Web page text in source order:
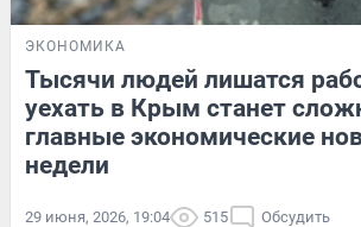
ЭКОНОМИКА
Тысячи людей лишатся
уехать в Крым станет
главные экономические
недели
29 июня, 2026, 19:04 515 Обсудить